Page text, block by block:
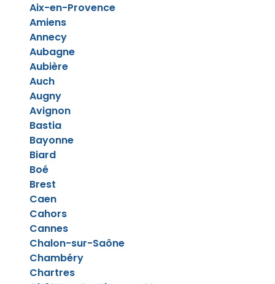
Aix-en-Provence
Amiens
Annecy
Aubagne
Aubière
Auch
Augny
Avignon
Bastia
Bayonne
Biard
Boé
Brest
Caen
Cahors
Cannes
Chalon-sur-Saône
Chambéry
Chartres